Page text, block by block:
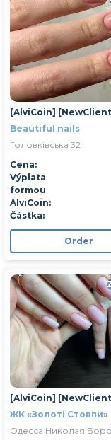
Beautiful nails
Головківська 32
Cena:
Výplata
formou
AlviCoin:
Částka:
Order
ЖК «Золоті Стовпи»